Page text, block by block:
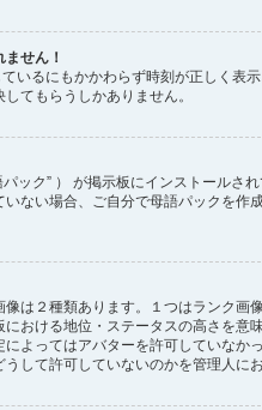
せん！
いるにもかかわらず時刻が正しく
てもらうしかありません。
ック” ） が掲示板にインストール
ない場合、ご自分で母語パックを
は２種類あります。１つはランク
おける地位・ステータスの高さを
よってはアバターを許可していな
して許可していないのかを管理人に